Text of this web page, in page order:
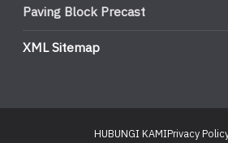
Paving Block Precast
XML Sitemap
HUBUNGI KAMIPrivacy